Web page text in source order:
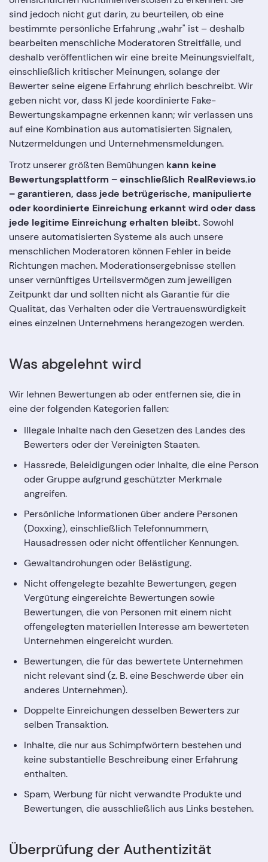
sind jedoch nicht gut darin, zu beurteilen, ob eine
bestimmte persönliche Erfahrung „wahr" ist – deshalb
bearbeiten menschliche Moderatoren Streitfälle, und
deshalb veröffentlichen wir eine breite Meinungsvielfalt,
einschließlich kritischer Meinungen, solange der
Bewerter seine eigene Erfahrung ehrlich beschreibt. Wir
geben nicht vor, dass KI jede koordinierte Fake-
Bewertungskampagne erkennen kann; wir verlassen uns
auf eine Kombination aus automatisierten Signalen,
Nutzermeldungen und Unternehmensmeldungen.
Trotz unserer größten Bemühungen kann keine
Bewertungsplattform – einschließlich RealReviews.io
– garantieren, dass jede betrügerische, manipulierte
oder koordinierte Einreichung erkannt wird oder dass
jede legitime Einreichung erhalten bleibt. Sowohl
unsere automatisierten Systeme als auch unsere
menschlichen Moderatoren können Fehler in beide
Richtungen machen. Moderationsergebnisse stellen
unser vernünftiges Urteilsvermögen zum jeweiligen
Zeitpunkt dar und sollten nicht als Garantie für die
Qualität, das Verhalten oder die Vertrauenswürdigkeit
eines einzelnen Unternehmens herangezogen werden.
Was abgelehnt wird
Wir lehnen Bewertungen ab oder entfernen sie, die in
eine der folgenden Kategorien fallen:
Illegale Inhalte nach den Gesetzen des Landes des
Bewerters oder der Vereinigten Staaten.
Hassrede, Beleidigungen oder Inhalte, die eine Person
oder Gruppe aufgrund geschützter Merkmale
angreifen.
Persönliche Informationen über andere Personen
(Doxxing), einschließlich Telefonnummern,
Hausadressen oder nicht öffentlicher Kennungen.
Gewaltandrohungen oder Belästigung.
Nicht offengelegte bezahlte Bewertungen, gegen
Vergütung eingereichte Bewertungen sowie
Bewertungen, die von Personen mit einem nicht
offengelegten materiellen Interesse am bewerteten
Unternehmen eingereicht wurden.
Bewertungen, die für das bewertete Unternehmen
nicht relevant sind (z. B. eine Beschwerde über ein
anderes Unternehmen).
Doppelte Einreichungen desselben Bewerters zur
selben Transaktion.
Inhalte, die nur aus Schimpfwörtern bestehen und
keine substantielle Beschreibung einer Erfahrung
enthalten.
Spam, Werbung für nicht verwandte Produkte und
Bewertungen, die ausschließlich aus Links bestehen.
Überprüfung der Authentizität